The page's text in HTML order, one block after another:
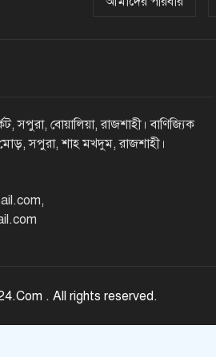
সপুরা, বোয়ালিয়া, রাজশাহী। বাণিজ্যিক
মোড়, সপুরা, শাহ মখদুম, রাজশাহী।
,
. All rights reserved.